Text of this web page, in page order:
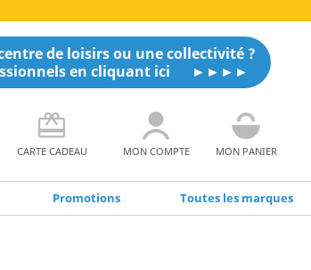
de loisirs ou une collectivité ?
en cliquant ici
CARTE CADEAU MON COMPTE MON PANIER
Promotions Toutes les marques